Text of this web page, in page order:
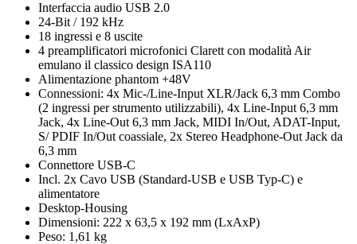
Interfaccia audio USB 2.0
24-Bit / 192 kHz
18 ingressi e 8 uscite
4 preamplificatori microfonici Clarett con modalità Air
emulano il classico design ISA110
Alimentazione phantom +48V
Connessioni: 4x Mic-/Line-Input XLR/Jack 6,3 mm Combo
(2 ingressi per strumento utilizzabili), 4x Line-Input 6,3 mm
Jack, 4x Line-Out 6,3 mm Jack, MIDI In/Out, ADAT-Input,
S/ PDIF In/Out coassiale, 2x Stereo Headphone-Out Jack da
6,3 mm
Connettore USB-C
Incl. 2x Cavo USB (Standard-USB e USB Typ-C) e
alimentatore
Desktop-Housing
Dimensioni: 222 x 63,5 x 192 mm (LxAxP)
Peso: 1,61 kg